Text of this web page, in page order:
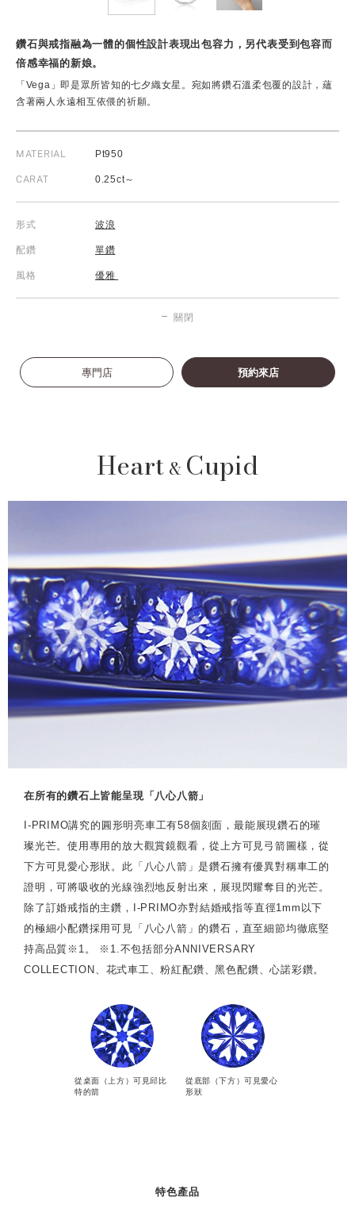
鑽石與戒指融為一體的個性設計表現出包容力，另代表受到包容而
倍感幸福的新娘。
「Vega」即是眾所皆知的七夕織女星。宛如將鑽石溫柔包覆的設計，蘊
含著兩人永遠相互依偎的祈願。
MATERIAL Pt950
CARAT 0.25ct～
形式 波浪
配鑽 單鑽
風格 優雅
關閉
專門店 預約來店
Heart & Cupid
在所有的鑽石上皆能呈現「八心八箭」
I-PRIMO講究的圓形明亮車工有58個刻面，最能展現鑽石的璀
璨光芒。使用專用的放大觀賞鏡觀看，從上方可見弓箭圖樣，從
下方可見愛心形狀。此「八心八箭」是鑽石擁有優異對稱車工的
證明，可將吸收的光線強烈地反射出來，展現閃耀奪目的光芒。
除了訂婚戒指的主鑽，I-PRIMO亦對結婚戒指等直徑1mm以下
的極細小配鑽採用可見「八心八箭」的鑽石，直至細節均徹底堅
持高品質※1。 ※1.不包括部分ANNIVERSARY
COLLECTION、花式車工、粉紅配鑽、黑色配鑽、心諾彩鑽。
從桌面（上方）可見邱比
特的箭
從底部（下方）可見愛心
形狀
特色產品